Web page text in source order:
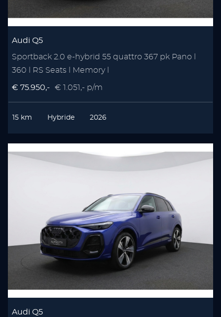
Audi Q5
Sportback 2.0 e-hybrid 55 quattro 367 pk Pano l
360 l RS Seats l Memory l
€ 75.950,- € 1.051,- p/m
15 km Hybride 2026
Audi Q5